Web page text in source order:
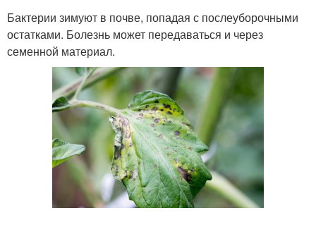
Бактерии зимуют в почве, попадая с послеуборочными
остатками. Болезнь может передаваться и через
семенной материал.